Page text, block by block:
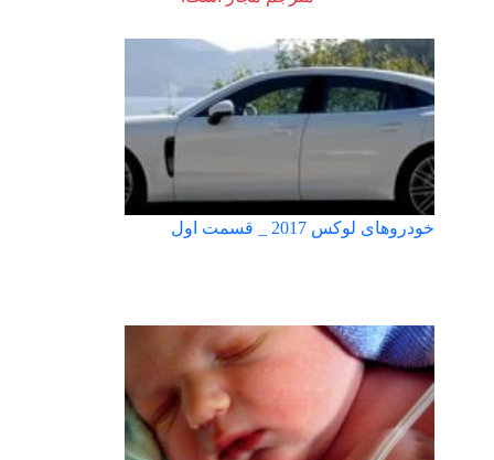
خودروهای لوکس 2017 _ قسمت اول